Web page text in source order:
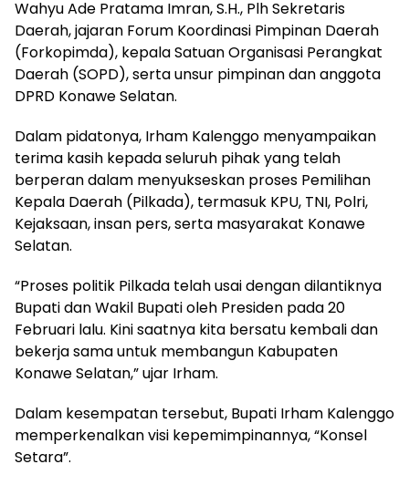
Wahyu Ade Pratama Imran, S.H., Plh Sekretaris
Daerah, jajaran Forum Koordinasi Pimpinan Daerah
(Forkopimda), kepala Satuan Organisasi Perangkat
Daerah (SOPD), serta unsur pimpinan dan anggota
DPRD Konawe Selatan.
Dalam pidatonya, Irham Kalenggo menyampaikan
terima kasih kepada seluruh pihak yang telah
berperan dalam menyukseskan proses Pemilihan
Kepala Daerah (Pilkada), termasuk KPU, TNI, Polri,
Kejaksaan, insan pers, serta masyarakat Konawe
Selatan.
“Proses politik Pilkada telah usai dengan dilantiknya
Bupati dan Wakil Bupati oleh Presiden pada 20
Februari lalu. Kini saatnya kita bersatu kembali dan
bekerja sama untuk membangun Kabupaten
Konawe Selatan,” ujar Irham.
Dalam kesempatan tersebut, Bupati Irham Kalenggo
memperkenalkan visi kepemimpinannya, “Konsel
Setara”.